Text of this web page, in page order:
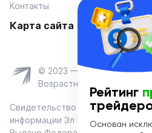
Контакты
Карта сайта
© 2023 — Coinmania
Возрастное ограничение
Свидетельство о регистрации
информации Эл № ФС 77-74908 от
Рейтинг
Основан